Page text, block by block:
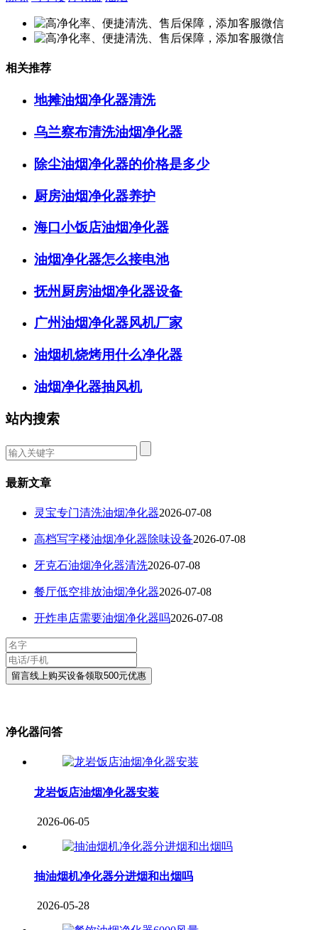
相关推荐
地摊油烟净化器清洗
乌兰察布清洗油烟净化器
除尘油烟净化器的价格是多少
厨房油烟净化器养护
海口小饭店油烟净化器
油烟净化器怎么接电池
抚州厨房油烟净化器设备
广州油烟净化器风机厂家
油烟机烧烤用什么净化器
油烟净化器抽风机
站内搜索
最新文章
灵宝专门清洗油烟净化器2026-07-08
高档写字楼油烟净化器除味设备2026-07-08
牙克石油烟净化器清洗2026-07-08
餐厅低空排放油烟净化器2026-07-08
开炸串店需要油烟净化器吗2026-07-08
净化器问答
龙岩饭店油烟净化器安装
2026-06-05
抽油烟机净化器分进烟和出烟吗
2026-05-28